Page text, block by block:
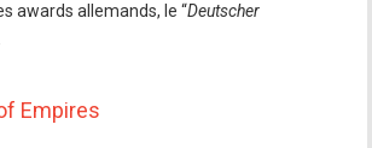
awards allemands, le “Deutscher
Empires